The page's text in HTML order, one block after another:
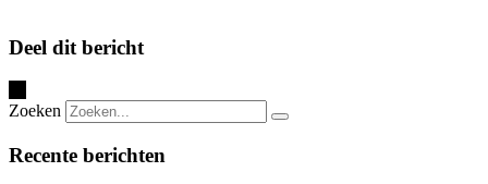
Deel dit bericht
Zoeken
Recente berichten